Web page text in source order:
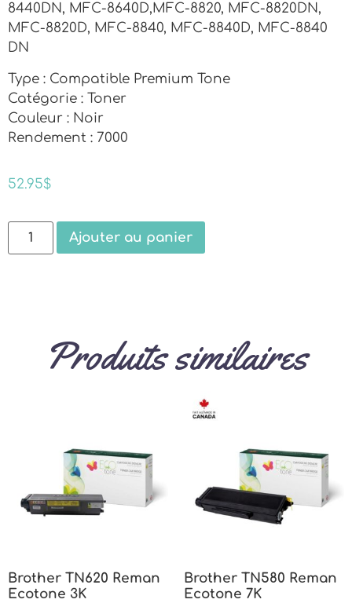
8440DN, MFC-8640D,MFC-8820, MFC-8820DN,
MFC-8820D, MFC-8840, MFC-8840D, MFC-8840
DN
Type : Compatible Premium Tone
Catégorie : Toner
Couleur : Noir
Rendement : 7000
52.95$
Ajouter au panier
Produits similaires
Brother TN620 Reman
Ecotone 3K
Brother TN580 Reman
Ecotone 7K